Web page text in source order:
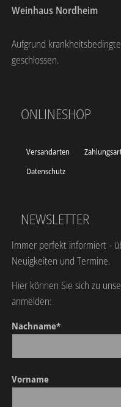
Weinhaus Nordheim
Aufgrund
geschlossen.
ONLINESHOP
Versandarten
Datenschutz
NEWSLETTER
Immer perfekt informiert -
Neuigkeiten und Termine.
Hier können Sie sich zu
anmelden:
Nachname*
Vorname